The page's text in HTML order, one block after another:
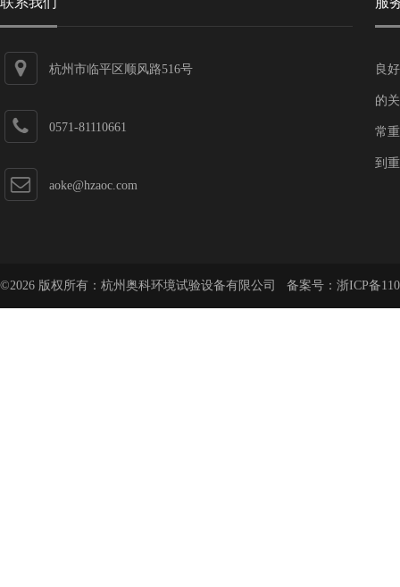
杭州市临平区顺风路516号
0571-81110661
aoke@hzaoc.com
良
的
常
到
©2026 版权所有：杭州奥科环境试验设备有限公司 备案号： 浙ICP备